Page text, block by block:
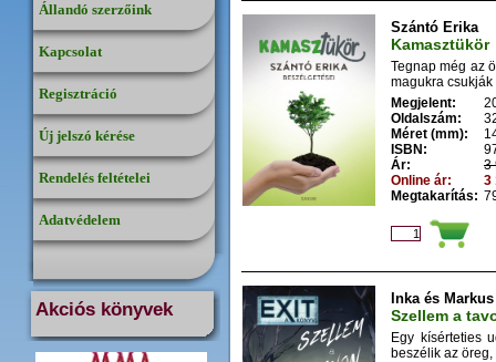
Állandó szerzőink
Kapcsolat
Regisztráció
Új jelszó kérése
Rendelés feltételei
Adatvédelem
Akciós könyvek
Szántó Erika
Kamasztükör
Tegnap még az
magukra
Megjelent:
Oldalszám:
Méret (mm):
ISBN:
Ár:
3
Online ár:
3
Megtakarítás:
Inka és
Szellem a
Egy kísérteties
beszélik az